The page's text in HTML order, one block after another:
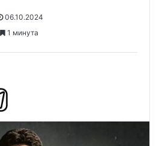
06.10.2024
1 минута